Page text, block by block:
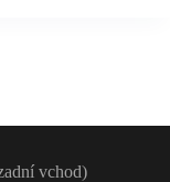
vchod)